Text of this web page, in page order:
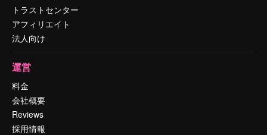
トラストセンター
アフィリエイト
法人向け
運営
料金
会社概要
Reviews
採用情報